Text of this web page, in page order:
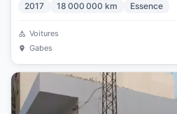
2017 18 000 000 km Essence
Voitures
Gabes